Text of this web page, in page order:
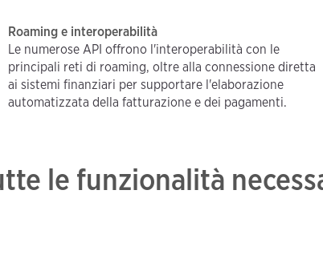
Roaming e interoperabilità
Le numerose API offrono l'interoperabilità con le
principali reti di roaming, oltre alla connessione diretta
ai sistemi finanziari per supportare l'elaborazione
automatizzata della fatturazione e dei pagamenti.
le funzionalità